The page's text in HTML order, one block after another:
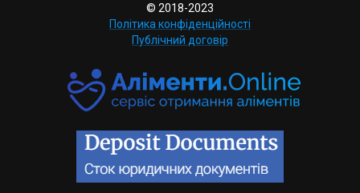
© 2018-2023
Політика конфіденційності
Публічний договір